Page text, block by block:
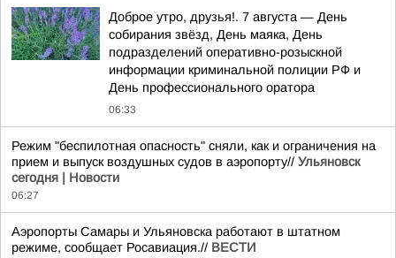
Доброе утро, друзья!. 7 августа — День
собирания звёзд, День маяка, День
подразделений оперативно-розыскной
информации криминальной полиции РФ и
День профессионального оратора
06:33
Режим "беспилотная опасность" сняли, как и ограничения на
прием и выпуск воздушных судов в аэропорту// Ульяновск
сегодня | Новости
06:27
Аэропорты Самары и Ульяновска работают в штатном
режиме, сообщает Росавиация.// ВЕСТИ